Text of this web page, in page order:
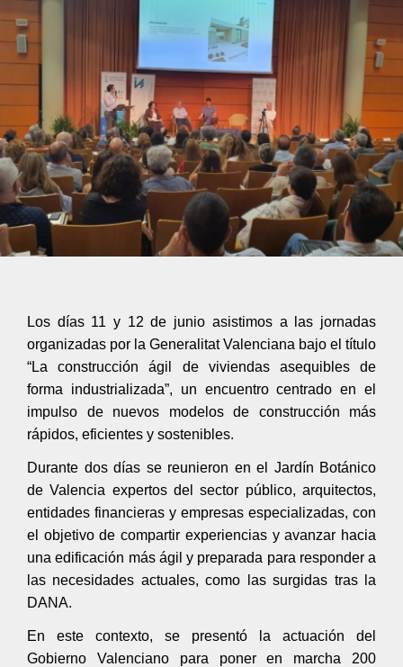
Los días 11 y 12 de junio asistimos a las jornadas
organizadas por la Generalitat Valenciana bajo el título
“La construcción ágil de viviendas asequibles de
forma industrializada”, un encuentro centrado en el
impulso de nuevos modelos de construcción más
rápidos, eficientes y sostenibles.
Durante dos días se reunieron en el Jardín Botánico
de Valencia expertos del sector público, arquitectos,
entidades financieras y empresas especializadas, con
el objetivo de compartir experiencias y avanzar hacia
una edificación más ágil y preparada para responder a
las necesidades actuales, como las surgidas tras la
DANA.
En este contexto, se presentó la actuación del
Gobierno Valenciano para poner en marcha 200